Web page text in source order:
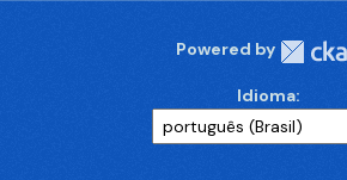
Powered by
Idioma